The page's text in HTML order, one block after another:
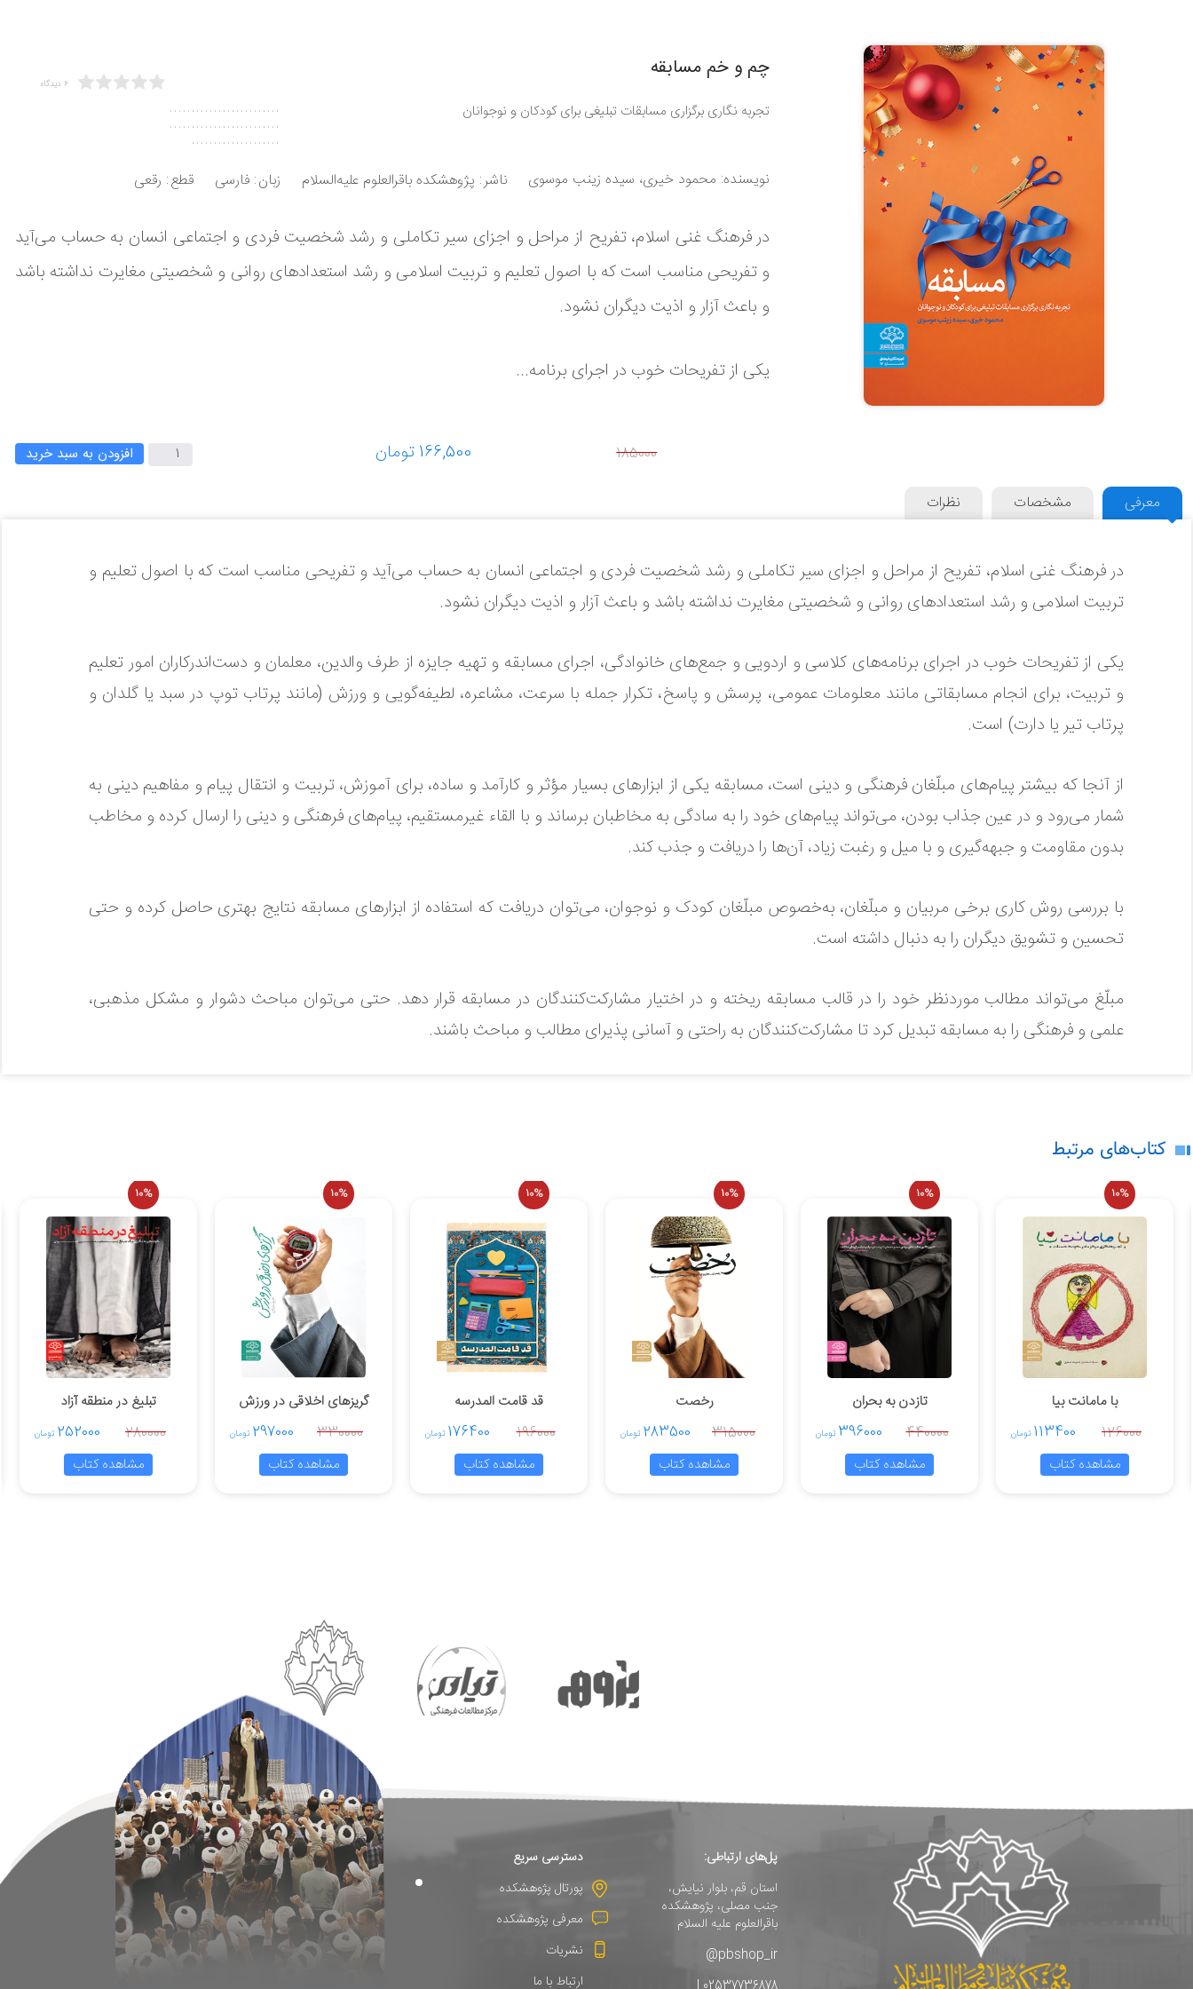
چم و خم مسابقه
تجربه نگاری برگزاری مسابقات تبلیغی برای کودکان و نوجوانان
6 دیدگاه
.........................
.........................
....................
نویسنده: محمود خیری، سیده زینب موسوی ناشر پژوهشکده باقرالعلوم علیه‌السلام زبان فارسی قطع رقعی
در فرهنگ غنی اسلام، تفریح از مراحل و اجزای سیر تکاملی و رشد شخصیت فردی و اجتماعی انسان به حساب می‌آید
و تفریحی مناسب است که با اصول تعلیم و تربیت اسلامی و رشد استعدادهای روانی و شخصیتی مغایرت نداشته باشد
و باعث آزار و اذیت دیگران نشود.
یکی از تفریحات خوب در اجرای برنامه‌...
افزودن به سبد خرید
معرفی مشخصات نظرات
در فرهنگ غنی اسلام، تفریح از مراحل و اجزای سیر تکاملی و رشد شخصیت فردی و اجتماعی انسان به حساب می‌آید و تفریحی مناسب است که با اصول تعلیم و
تربیت اسلامی و رشد استعدادهای روانی و شخصیتی مغایرت نداشته باشد و باعث آزار و اذیت دیگران نشود.
یکی از تفریحات خوب در اجرای برنامه‌های کلاسی و اردویی و جمع‌های خانوادگی، اجرای مسابقه و تهیه جایزه از طرف والدین، معلمان و دست‌اندرکاران امور تعلیم
و تربیت، برای انجام مسابقاتی مانند معلومات عمومی، پرسش و پاسخ، تکرار جمله با سرعت، مشاعره، لطیفه‌گویی و ورزش (مانند پرتاب توپ در سبد یا گلدان و
پرتاب تیر یا دارت) است.
از آنجا که بیشتر پیام‌های مبلّغان فرهنگی و دینی است، مسابقه یکی از ابزارهای بسیار مؤثر و کارآمد و ساده، برای آموزش، تربیت و انتقال پیام و مفاهیم دینی به
شمار می‌رود و در عین جذاب بودن، می‌تواند پیام‌های خود را به سادگی به مخاطبان برساند و با القاء غیرمستقیم، پیام‌های فرهنگی و دینی را ارسال کرده و مخاطب
بدون مقاومت و جبهه‌گیری و با میل و رغبت زیاد، آن‌ها را دریافت و جذب کند.
با بررسی روش کاری برخی مربیان و مبلّغان، به‌خصوص مبلّغان کودک و نوجوان، می‌توان دریافت که استفاده از ابزارهای مسابقه نتایج بهتری حاصل کرده و حتی
تحسین و تشویق دیگران را به دنبال داشته است.
مبلّغ می‌تواند مطالب موردنظر خود را در قالب مسابقه ریخته و در اختیار مشارکت‌کنندگان در مسابقه قرار دهد. حتی می‌توان مباحث دشوار و مشکل مذهبی،
علمی و فرهنگی را به مسابقه تبدیل کرد تا مشارکت‌کنندگان به راحتی و آسانی پذیرای مطالب و مباحث باشند.
مسابقه، ایده، طراحی و برنامه‌ریزی، اجرا یا شکل مسابقه و ویژگی‌های یک مسابقه پرداخته است.
فصل دوم کتاب در سه بخش پیش از اجرا، نکات اجرایی مسابقه و مدل‌های اجرای مسابقه تنظیم شده است که مخاطب را با زمینه‌های ورود مبلّغ به برگزاری
مسابقه، ابزارها و لوازم تهیه محتوا برای مسابقه موفق، بایدها و نکات آموزشی پیش از اجرا، نکات آموزشی در اجرای مسابقه، توجه به مشکلات اجرای مسابقه و
مدل‌های اجرای مسابقه آشنا می‌کند.
فصل سوم کتاب نیز شامل دو بخش «نکات کلی و عمومی» و «پاسخ‌گویی به سئوالات پژوهش» است که به بررسی پنج مبحث دانستنی‌هایی درباره ضرورت و
اهداف مسابقه برای کودکان و جوانان، ویژگی‌های مسابقات موفق و سالم، تقویت بُعد عاطفی و رفتاری، تقویت حس مثبت با پاسخ‌گویی به هیجان و کنجکاوی
مخاطب و مسابقه روشی برای انتقال مفاهیم می‌پردازد.
در حال حاضر هیچ نظری برای این محصول وجود ندارد.
لطفاً انتقادات و پیشنهادات خود را ارسال نمایید.
کتاب‌های مرتبط
10%
با مامانت بیا
113400 تومان 126000
مشاهده کتاب
10%
تازدن به بحران
396000 تومان 440000
مشاهده کتاب
10%
رخصت
283500 تومان 315000
مشاهده کتاب
10%
قد قامت المدرسه
176400 تومان 196000
مشاهده کتاب
10%
گریزهای اخلاقی در ورزش
297000 تومان 330000
مشاهده کتاب
10%
تبلیغ در منطقه آزاد
252000 تومان 280000
مشاهده کتاب
پل‌های ارتباطی:
استان قم، بلوار نیایش،
جنب مصلی، پژوهشکده
باقرالعلوم علیه السلام
pbshop_ir@
دسترسی سریع
پورتال پژوهشکده
معرفی پژوهشکده
نشریات
ارتباط با ما